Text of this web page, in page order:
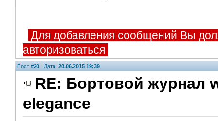
Для добавления сообщений Вы
авторизоваться
Пост #20 Дата: 20.06.2015 19:39
RE: Бортовой журнал
elegance